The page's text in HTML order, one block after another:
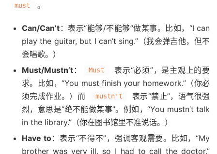
must 。
Can/Can’t ：表示“能够/不能够”做某事。比如，“I can
play the guitar, but I can’t sing.”（我会弹吉他，但不
会唱歌。）
Must/Mustn’t ： Must
表示“必须”，是主观上的要
求。比如，“You must finish your homework.”（你必
须完成作业。）而
mustn't
表示“禁止”，语气很强
烈，意思是“绝不能做某事”。例如，“You mustn’t talk
in the library.”（你在图书馆里不准说话。）
Have to：表示“不得不”，强调客观需要。比如，“My
brother was very ill, so I had to call the doctor.”